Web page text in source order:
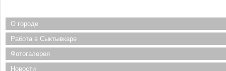
О городе
Работа в Сыктывкаре
Фотогалерея
Новости